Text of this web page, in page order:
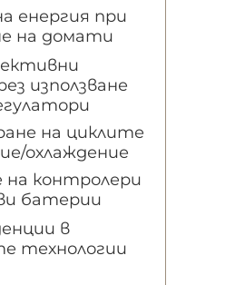
енергия при
на домати
използване
на циклите
охлаждение
на контролери
батерии
в
технологии